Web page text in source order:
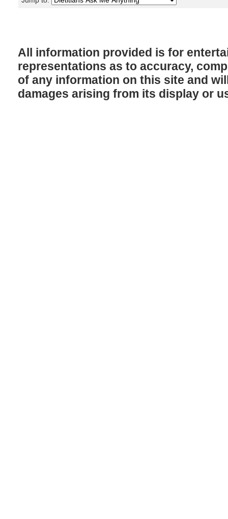
All information provided is for
representations as to accuracy,
of any information on this site and
damages arising from its display or